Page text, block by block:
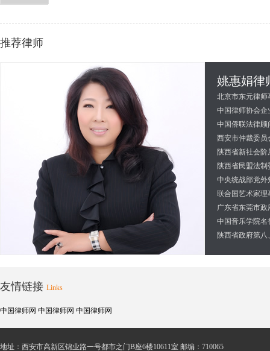
推荐律师
姚惠娟律
北京市东元律师
中国律师协会企
中国侨联法律顾
西安市仲裁委员
陕西省新社会
陕西省民盟法
中央统战部党外
联合国艺术家理
广东省东莞市政
中国音乐学院名
陕西省政府第
友情链接 Links
中国律师网 中国律师网 中国律师网
地址：西安市高新区锦业路一号都市之门B座6楼10611室 邮编：710065